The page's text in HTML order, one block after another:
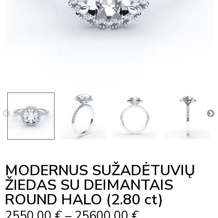
MODERNUS SUŽADĖTUVIŲ
ŽIEDAS SU DEIMANTAIS
ROUND HALO (2.80 ct)